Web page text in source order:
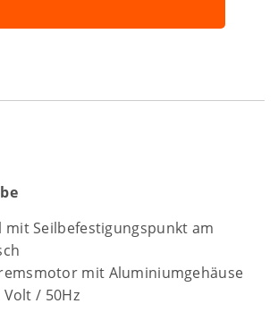
Seilbefestigungspunkt am
mit Aluminiumgehäuse
/ 50Hz